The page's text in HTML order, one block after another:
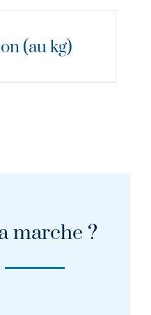
(au kg)
marche ?